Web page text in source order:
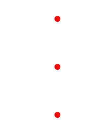
●
●
●